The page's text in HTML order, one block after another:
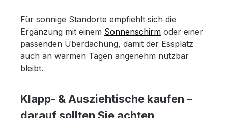
Für sonnige Standorte empfiehlt sich die
Ergänzung mit einem Sonnenschirm oder einer
passenden Überdachung, damit der Essplatz
auch an warmen Tagen angenehm nutzbar
bleibt.
Klapp- & Ausziehtische kaufen –